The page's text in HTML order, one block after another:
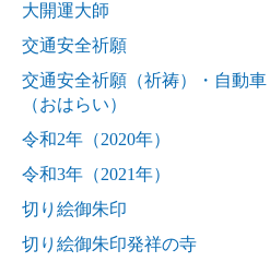
大開運大師
交通安全祈願
交通安全祈願（祈祷）・自動
（おはらい）
令和2年（2020年）
令和3年（2021年）
切り絵御朱印
切り絵御朱印発祥の寺